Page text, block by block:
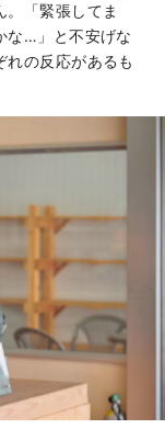
。「緊張してま
な…」と不安げな
れの反応があるも